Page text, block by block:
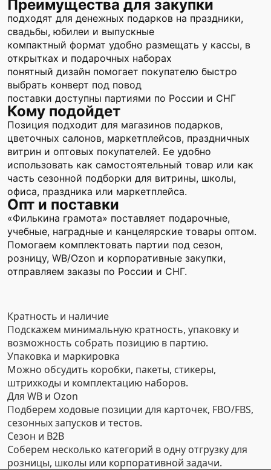
Преимущества для закупки
подходят для денежных подарков на праздники,
свадьбы, юбилеи и выпускные
компактный формат удобно размещать у кассы, в
открытках и подарочных наборах
понятный дизайн помогает покупателю быстро
выбрать конверт под повод
поставки доступны партиями по России и СНГ
Кому подойдет
Позиция подходит для магазинов подарков,
цветочных салонов, маркетплейсов, праздничных
витрин и оптовых покупателей. Ее удобно
использовать как самостоятельный товар или как
часть сезонной подборки для витрины, школы,
офиса, праздника или маркетплейса.
Опт и поставки
«Филькина грамота» поставляет подарочные,
учебные, наградные и канцелярские товары оптом.
Помогаем комплектовать партии под сезон,
розницу, WB/Ozon и корпоративные закупки,
отправляем заказы по России и СНГ.
Кратность и наличие
Подскажем минимальную кратность, упаковку и
возможность собрать позицию в партию.
Упаковка и маркировка
Можно обсудить коробки, пакеты, стикеры,
штрихкоды и комплектацию наборов.
Для WB и Ozon
Подберем ходовые позиции для карточек, FBO/FBS,
сезонных запусков и тестов.
Сезон и B2B
Соберем несколько категорий в одну отгрузку для
розницы, школы или корпоративной задачи.